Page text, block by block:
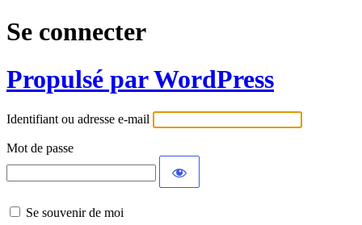
Se connecter
Propulsé par WordPress
Identifiant ou adresse e-mail
Mot de passe
Se souvenir de moi